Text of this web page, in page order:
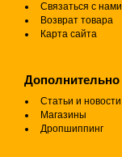
Связаться с нами
Возврат товара
Карта сайта
Дополнительно
Статьи и новости
Магазины
Дропшиппинг